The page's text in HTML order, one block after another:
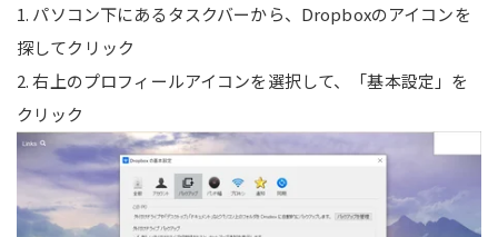
1. パソコン下にあるタスクバーから、Dropboxのアイコンを
探してクリック
2. 右上のプロフィールアイコンを選択して、「基本設定」を
クリック